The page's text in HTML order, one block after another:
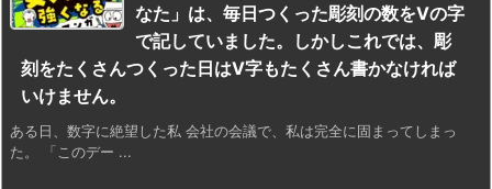
なた」は、毎日つくった彫刻の数をVの字
で記していました。しかしこれでは、彫
刻をたくさんつくった日はV字もたくさん書かなければ
いけません。
ある日、数字に絶望した私 会社の会議で、私は完全に固まってしまっ
た。 「このデー ...